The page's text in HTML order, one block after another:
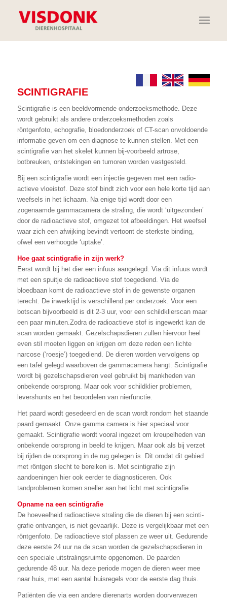
SCINTIGRAFIE
Scintigrafie is een beeldvormende onderzoeksmethode. Deze
wordt gebruikt als andere onderzoeksmethoden zoals
röntgenfoto, echografie, bloedonderzoek of CT-scan onvoldoende
informatie geven om een diagnose te kunnen stellen. Met een
scintigrafie van het skelet kunnen bij-voorbeeld artrose,
botbreuken, ontstekingen en tumoren worden vastgesteld.
Bij een scintigrafie wordt een injectie gegeven met een radio-
actieve vloeistof. Deze stof bindt zich voor een hele korte tijd aan
weefsels in het lichaam. Na enige tijd wordt door een
zogenaamde gammacamera de straling, die wordt ‘uitgezonden’
door de radioactieve stof, omgezet tot afbeeldingen. Het weefsel
waar zich een afwijking bevindt vertoont de sterkste binding,
ofwel een verhoogde ‘uptake’.
Hoe gaat scintigrafie in zijn werk?
Eerst wordt bij het dier een infuus aangelegd. Via dit infuus wordt
met een spuitje de radioactieve stof toegediend. Via de
bloedbaan komt de radioactieve stof in de gewenste organen
terecht. De inwerktijd is verschillend per onderzoek. Voor een
botscan bijvoorbeeld is dit 2-3 uur, voor een schildklierscan maar
een paar minuten.Zodra de radioactieve stof is ingewerkt kan de
scan worden gemaakt. Gezelschapsdieren zullen hiervoor heel
even stil moeten liggen en krijgen om deze reden een lichte
narcose (‘roesje’) toegediend. De dieren worden vervolgens op
een tafel gelegd waarboven de gammacamera hangt. Scintigrafie
wordt bij gezelschapsdieren veel gebruikt bij mankheden van
onbekende oorsprong. Maar ook voor schildklier problemen,
levershunts en het beoordelen van nierfunctie.
Het paard wordt gesedeerd en de scan wordt rondom het staande
paard gemaakt. Onze gamma camera is hier speciaal voor
gemaakt. Scintigrafie wordt vooral ingezet om kreupelheden van
onbekende oorsprong in beeld te krijgen. Maar ook als bij verzet
bij rijden de oorsprong in de rug gelegen is. Dit omdat dit gebied
met röntgen slecht te bereiken is. Met scintigrafie zijn
aandoeningen hier ook eerder te diagnosticeren. Ook
tandproblemen komen sneller aan het licht met scintigrafie.
Opname na een scintigrafie
De hoeveelheid radioactieve straling die de dieren bij een scinti-
grafie ontvangen, is niet gevaarlijk. Deze is vergelijkbaar met een
röntgenfoto. De radioactieve stof plassen ze weer uit. Gedurende
deze eerste 24 uur na de scan worden de gezelschapsdieren in
een speciale uitstralingsruimte opgenomen. De paarden
gedurende 48 uur. Na deze periode mogen de dieren weer mee
naar huis, met een aantal huisregels voor de eerste dag thuis.
Patiënten die via een andere dierenarts worden doorverwezen